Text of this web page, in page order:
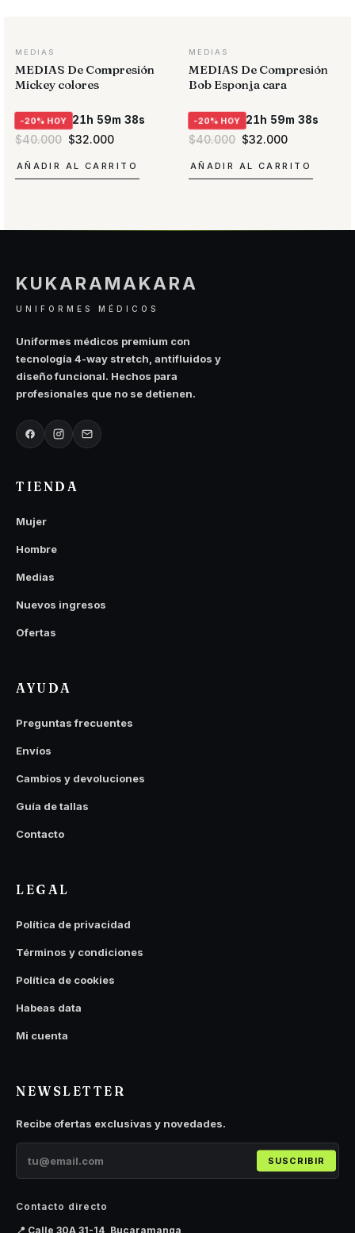
MEDIAS
MEDIAS De Compresión
Mickey colores
-20% HOY 21h 59m 38s
$40.000 El
precio
original
era:
$40.000.
$32.000El
actual
es:
$32.000.
AÑADIR AL CARRITO
MEDIAS
MEDIAS De Compresión
Bob Esponja cara
-20% HOY 21h 59m 38s
$40.000 El
precio
original
era:
$40.000.
$32.000El
actual
es:
$32.000.
AÑADIR AL CARRITO
KUKARAMAKARA
UNIFORMES MÉDICOS
Uniformes médicos premium con
tecnología 4-way stretch, antifluidos y
diseño funcional. Hechos para
profesionales que no se detienen.
TIENDA
Mujer
Hombre
Medias
Nuevos ingresos
Ofertas
AYUDA
Preguntas frecuentes
Envíos
Cambios y devoluciones
Guía de tallas
Contacto
LEGAL
Política de privacidad
Términos y condiciones
Política de cookies
Habeas data
Mi cuenta
NEWSLETTER
Recibe ofertas exclusivas y novedades.
SUSCRIBIR
Contacto directo
📍 Calle 30A 31-14, Bucaramanga